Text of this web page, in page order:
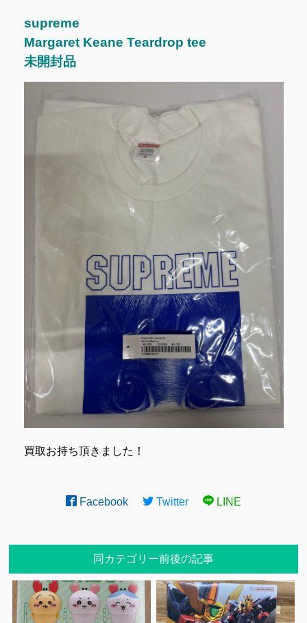
supreme
Margaret Keane Teardrop tee
未開封品
買取お持ち頂きました！
Facebook Twitter LINE
同カテゴリー前後の記事